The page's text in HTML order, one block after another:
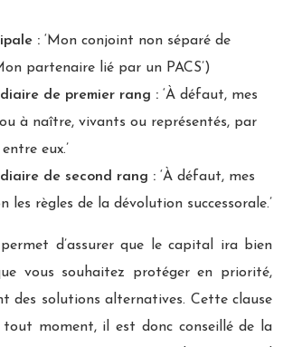
: ‘Mon conjoint non séparé de
partenaire lié par un PACS’)
de premier rang : ‘À défaut, mes
à naître, vivants ou représentés, par
eux.’
de second rang : ‘À défaut, mes
les règles de la dévolution successorale.’
d’assurer que le capital ira bien
vous souhaitez protéger en priorité,
des solutions alternatives. Cette clause
moment, il est donc conseillé de la